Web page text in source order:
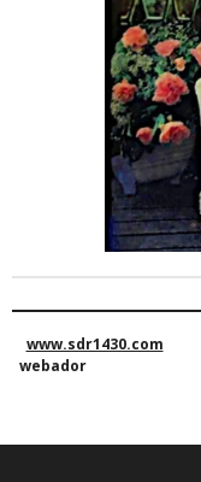
www.sdr1430.com